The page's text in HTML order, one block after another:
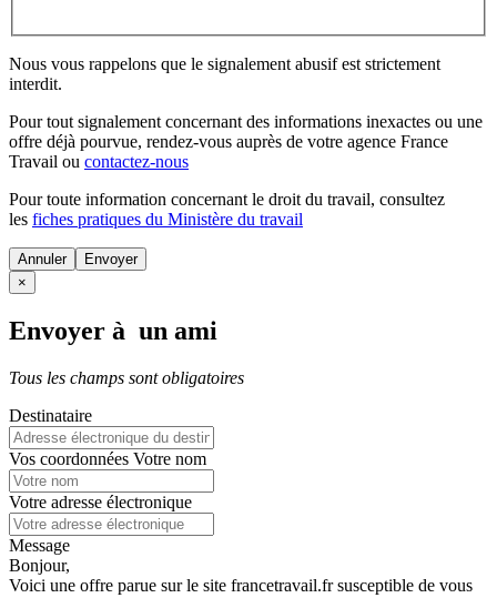
Nous vous rappelons que le signalement abusif est strictement
interdit.
Pour tout signalement concernant des informations inexactes ou une
offre déjà pourvue, rendez-vous auprès de votre agence France
Travail ou contactez-nous
Pour toute information concernant le droit du travail, consultez
les fiches pratiques du Ministère du travail
Annuler
×
Envoyer à un ami
Tous les champs sont obligatoires
Destinataire
Vos coordonnées Votre nom
Votre adresse électronique
Message
Bonjour,
Voici une offre parue sur le site francetravail.fr susceptible de vous